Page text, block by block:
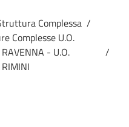
Complessa /
Complesse U.O.
- U.O.
/